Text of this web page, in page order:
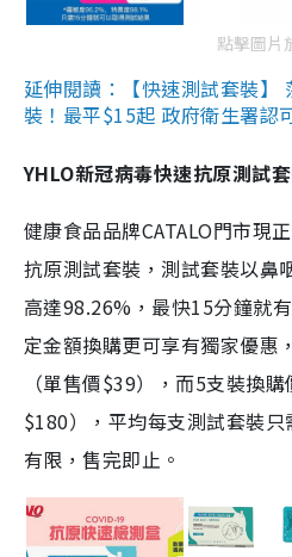
點擊圖片
延伸閱讀：【快速測試套裝】
裝！最平$15起 政府衛生署認
YHLO新冠病毒快速抗原測試
健康食品品牌CATALO門市現
抗原測試套裝，測試套裝以鼻
高達98.26%，最快15分鐘就
定金額換購更可享有獨家優惠
（單售價$39），而5支裝換
$180），平均每支測試套裝
有限，售完即止。